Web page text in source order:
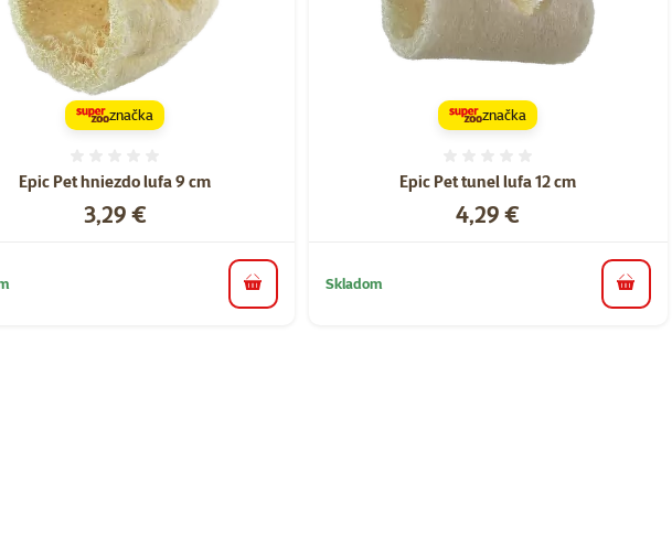
Epic Pet hniezdo lufa 9 cm
Cena
3,29 €
značka
do košíka
Epic Pet tunel lufa 12 cm
Cena
4,29 €
značka
Skladom do